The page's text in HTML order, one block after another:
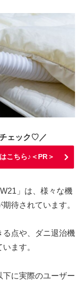
ェック♡／
こちら♪＜PR＞
」は、様々な機
待されています。
る点や、ダニ退治機
ます。
に実際のユーザー